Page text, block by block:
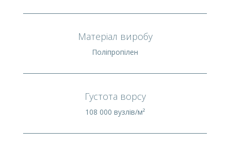
Матеріал виробу
Поліпропілен
Густота ворсу
108 000 вузлів/м²